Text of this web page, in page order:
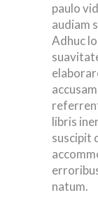
paulo
audiam
Adhuc
libris
suscipit
natum.